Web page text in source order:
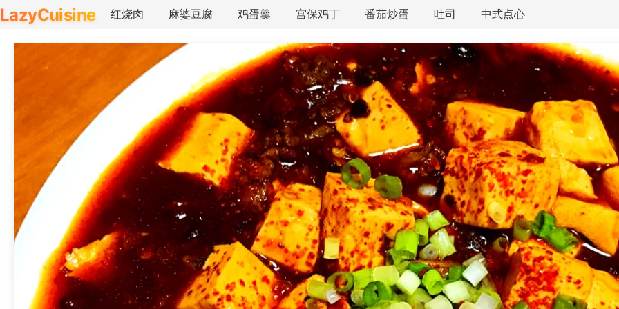
LazyCuisine 红烧肉 麻婆豆腐 鸡蛋羹 宫保鸡丁 番茄炒蛋 吐司 中式点心